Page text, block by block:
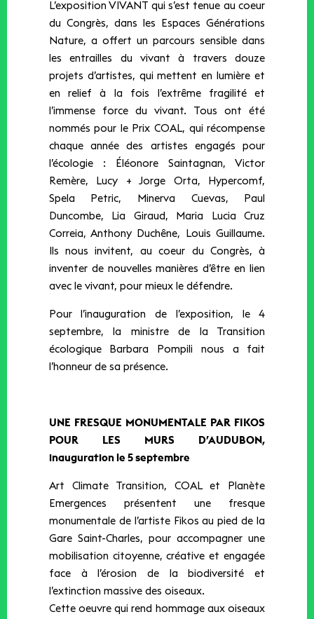
L’exposition VIVANT qui s’est tenue au coeur
du Congrès, dans les Espaces Générations
Nature, a offert un parcours sensible dans
les entrailles du vivant à travers douze
projets d’artistes, qui mettent en lumière et
en relief à la fois l’extrême fragilité et
l’immense force du vivant. Tous ont été
nommés pour le Prix COAL, qui récompense
chaque année des artistes engagés pour
l’écologie : Éléonore Saintagnan, Victor
Remère, Lucy + Jorge Orta, Hypercomf,
Spela Petric, Minerva Cuevas, Paul
Duncombe, Lia Giraud, Maria Lucia Cruz
Correia, Anthony Duchêne, Louis Guillaume.
Ils nous invitent, au coeur du Congrès, à
inventer de nouvelles manières d’être en lien
avec le vivant, pour mieux le défendre.
Pour l’inauguration de l’exposition, le 4
septembre, la ministre de la Transition
écologique Barbara Pompili nous a fait
l’honneur de sa présence.
UNE FRESQUE MONUMENTALE PAR FIKOS
POUR LES MURS D’AUDUBON,
inauguration le 5 septembre
Art Climate Transition, COAL et Planète
Emergences présentent une fresque
monumentale de l’artiste Fikos au pied de la
Gare Saint-Charles, pour accompagner une
mobilisation citoyenne, créative et engagée
face à l’érosion de la biodiversité et
l’extinction massive des oiseaux.
Cette oeuvre qui rend hommage aux oiseaux